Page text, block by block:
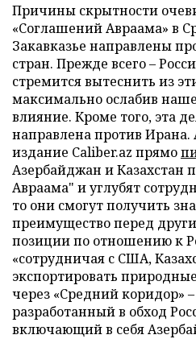
Причины скрытности
«Соглашений Авраама» в
Закавказье направлены
стран. Прежде всего –
стремится вытеснить из
максимально ослабив
влияние. Кроме того, эта
направлена против Ирана.
издание Сaliber.az прямо
Азербайджан и
Авраама" и углубят
то они смогут получить
преимущество перед
позиции по отношению к
«сотрудничая с США,
экспортировать
через «Средний коридор»
разработанный в обход
включающий в себя